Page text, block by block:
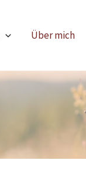
Über mich